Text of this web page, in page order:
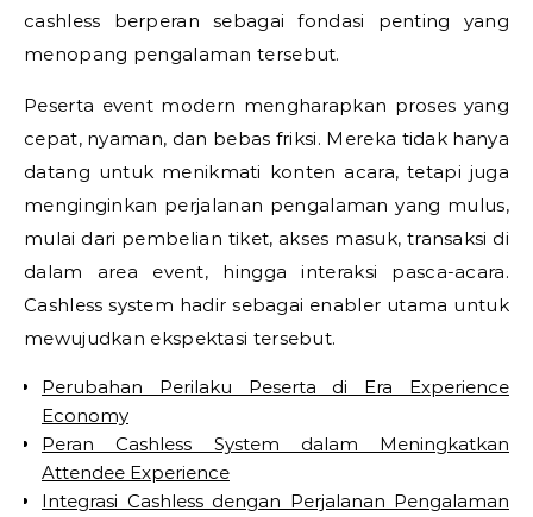
cashless berperan sebagai fondasi penting yang
menopang pengalaman tersebut.
Peserta event modern mengharapkan proses yang
cepat, nyaman, dan bebas friksi. Mereka tidak hanya
datang untuk menikmati konten acara, tetapi juga
menginginkan perjalanan pengalaman yang mulus,
mulai dari pembelian tiket, akses masuk, transaksi di
dalam area event, hingga interaksi pasca-acara.
Cashless system hadir sebagai enabler utama untuk
mewujudkan ekspektasi tersebut.
Perubahan Perilaku Peserta di Era Experience
Economy
Peran Cashless System dalam Meningkatkan
Attendee Experience
Integrasi Cashless dengan Perjalanan Pengalaman